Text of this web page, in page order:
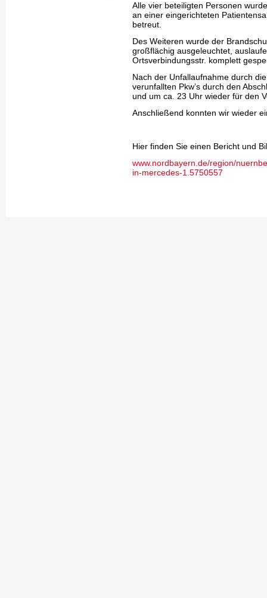
Alle vier beteiligten Personen
an einer eingerichteten
betreut.
Des Weiteren wurde der
großflächig ausgeleuchtet,
Ortsverbindungsstr. komplett
Nach der Unfallaufnahme durch
verunfallten Pkw’s durch den
und um ca. 23 Uhr wieder für den
Anschließend konnten wir wieder
Hier finden Sie einen Bericht und
www.nordbayern.de/region/
in-mercedes-1.5750557